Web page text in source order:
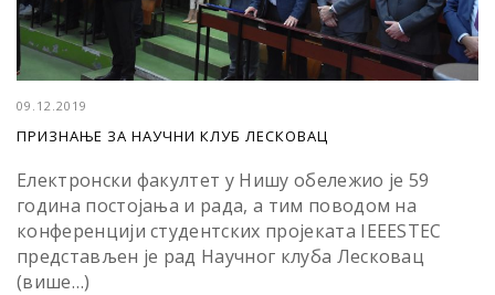
09.12.2019
ПРИЗНАЊЕ ЗА НАУЧНИ КЛУБ ЛЕСКОВАЦ
Електронски факултет у Нишу обележио је 59
година постојања и рада, а тим поводом на
конференцији студентских пројеката IEEESTEC
представљен је рад Научног клуба Лесковац
(више…)